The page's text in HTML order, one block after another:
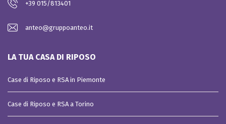
+39 015/813401
anteo@gruppoanteo.it
LA TUA CASA DI RIPOSO
Case di Riposo e RSA in Piemonte
Case di Riposo e RSA a Torino